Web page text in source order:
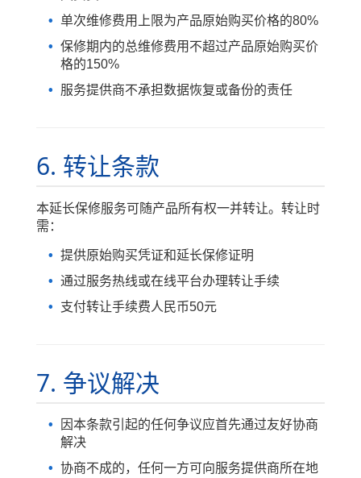
单次维修费用上限为产品原始购买价格的80%
保修期内的总维修费用不超过产品原始购买价
格的150%
服务提供商不承担数据恢复或备份的责任
6. 转让条款
本延长保修服务可随产品所有权一并转让。转让时
需：
提供原始购买凭证和延长保修证明
通过服务热线或在线平台办理转让手续
支付转让手续费人民币50元
7. 争议解决
因本条款引起的任何争议应首先通过友好协商
解决
协商不成的，任何一方可向服务提供商所在地